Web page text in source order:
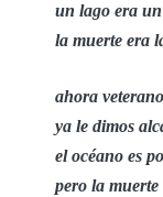
un lago era
la muerte era
ahora
ya le dimos
el océano es
pero la muerte